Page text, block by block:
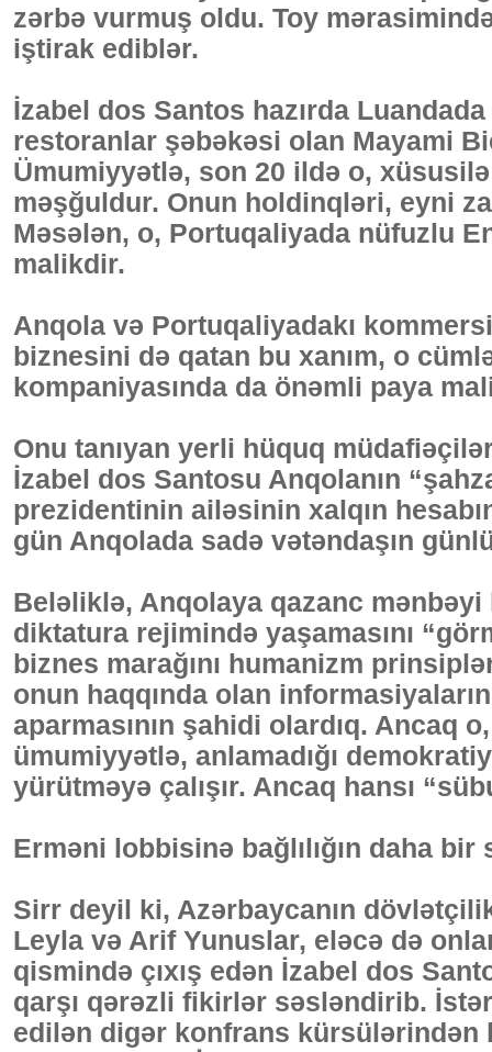
zərbə vurmuş oldu. Toy
iştirak ediblər.
İzabel dos Santos hazırda
restoranlar şəbəkəsi olan Mayami
Ümumiyyətlə, son 20 ildə o, xüsusilə
məşğuldur. Onun holdinqləri, eyni
Məsələn, o, Portuqaliyada nüfuzlu
malikdir.
Anqola və Portuqaliyadakı
biznesini də qatan bu xanım, o
kompaniyasında da önəmli paya
Onu tanıyan yerli hüquq
İzabel dos Santosu Anqolanın
prezidentinin ailəsinin xalqın
gün Anqolada sadə vətəndaşın
Beləliklə, Anqolaya qazanc mənbəyi
diktatura rejimində yaşamasını
biznes marağını humanizm
onun haqqında olan
aparmasının şahidi olardıq. Ancaq
ümumiyyətlə, anlamadığı
yürütməyə çalışır. Ancaq hansı
Erməni lobbisinə bağlılığın daha bir
Sirr deyil ki, Azərbaycanın
Leyla və Arif Yunuslar, eləcə də
qismində çıxış edən İzabel dos
qarşı qərəzli fikirlər səsləndirib.
edilən digər konfrans kürsülərindən